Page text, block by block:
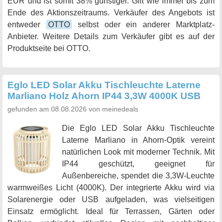
Ende des Aktionszeitraums. Verkäufer des Angebots ist
entweder
OTTO
selbst oder ein anderer Marktplatz-
Anbieter. Weitere Details zum Verkäufer gibt es auf der
Produktseite bei OTTO.
Eglo LED Solar Akku Tischleuchte Laterne
Marliano Holz Ahorn IP44 3,3W 4000K USB
gefunden am 08.08.2026 von meinedeals
Die Eglo LED Solar Akku Tischleuchte
Laterne Marliano in Ahorn-Optik vereint
natürlichen Look mit moderner Technik. Mit
IP44 geschützt, geeignet für
Außenbereiche, spendet die 3,3W-Leuchte
warmweißes Licht (4000K). Der integrierte Akku wird via
Solarenergie oder USB aufgeladen, was vielseitigen
Einsatz ermöglicht. Ideal für Terrassen, Gärten oder